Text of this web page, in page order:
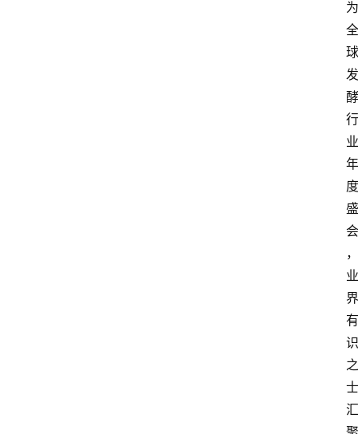
为
全
球
发
酵
行
业
年
度
盛
会
，
业
界
有
识
之
士
汇